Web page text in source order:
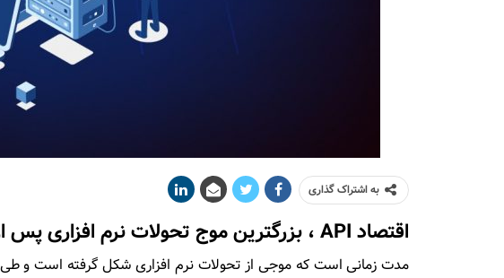
به اشتراک گذاری
اقتصاد API ، بزرگترین موج تحولات نرم افزاری پس از SaaS
مدت زمانی است که موجی از تحولات نرم افزاری شکل گرفته است و